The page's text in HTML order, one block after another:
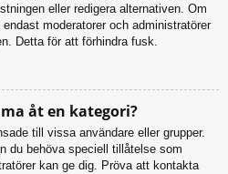
eller redigera alternativen. Om
moderatorer och administratörer
Detta för att förhindra fusk.
åt en kategori?
till vissa användare eller grupper.
du behöva speciell tillåtelse som
kan ge dig. Pröva att kontakta